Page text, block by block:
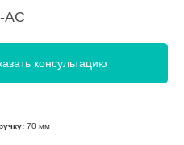
АС
консультацию
70 мм